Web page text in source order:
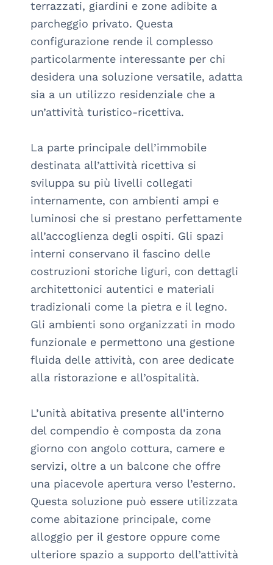
terrazzati, giardini e zone adibite a
parcheggio privato. Questa
configurazione rende il complesso
particolarmente interessante per chi
desidera una soluzione versatile, adatta
sia a un utilizzo residenziale che a
un’attività turistico-ricettiva.
La parte principale dell’immobile
destinata all’attività ricettiva si
sviluppa su più livelli collegati
internamente, con ambienti ampi e
luminosi che si prestano perfettamente
all’accoglienza degli ospiti. Gli spazi
interni conservano il fascino delle
costruzioni storiche liguri, con dettagli
architettonici autentici e materiali
tradizionali come la pietra e il legno.
Gli ambienti sono organizzati in modo
funzionale e permettono una gestione
fluida delle attività, con aree dedicate
alla ristorazione e all’ospitalità.
L’unità abitativa presente all’interno
del compendio è composta da zona
giorno con angolo cottura, camere e
servizi, oltre a un balcone che offre
una piacevole apertura verso l’esterno.
Questa soluzione può essere utilizzata
come abitazione principale, come
alloggio per il gestore oppure come
ulteriore spazio a supporto dell’attività